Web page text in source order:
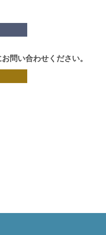
問い合わせください。